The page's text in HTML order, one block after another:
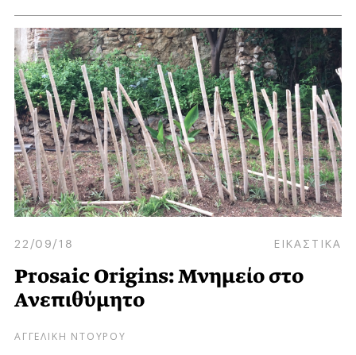
22/09/18 ΕΙΚΑΣΤΙΚΑ
Prosaic Origins: Μνημείο στο
Ανεπιθύμητο
ΑΓΓΕΛΙΚΗ ΝΤΟΥΡΟΥ